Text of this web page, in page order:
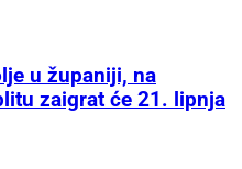
u županiji, na
zaigrat će 21. lipnja